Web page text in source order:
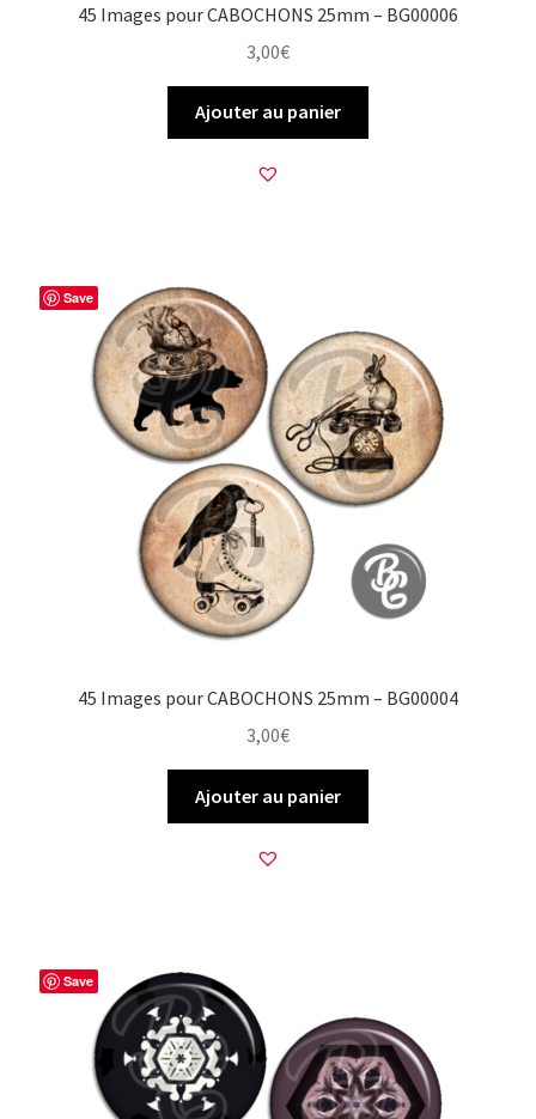
45 Images pour CABOCHONS 25mm – BG00006
3,00€
Ajouter au panier
Save
45 Images pour CABOCHONS 25mm – BG00004
3,00€
Ajouter au panier
Save